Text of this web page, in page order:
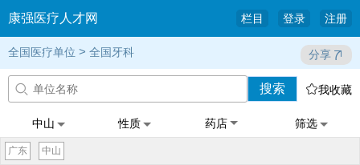
康强医疗人才网 栏目 登录 注册
全国医疗单位 > 全国牙科 分享
 搜索 我收藏
中山 性质 药店 筛选
广东 中山